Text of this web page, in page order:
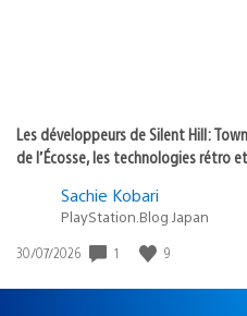
Les développeurs de Silent Hill:
de l’Écosse, les technologies rétro
Sachie Kobari
PlayStation.Blog Japan
Date
publication
30/07/2026 1 9